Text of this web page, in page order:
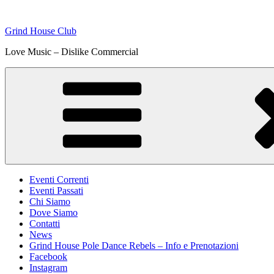
content
Grind House Club
Love Music – Dislike Commercial
Eventi Correnti
Eventi Passati
Chi Siamo
Dove Siamo
Contatti
News
Grind House Pole Dance Rebels – Info e Prenotazioni
Facebook
Instagram